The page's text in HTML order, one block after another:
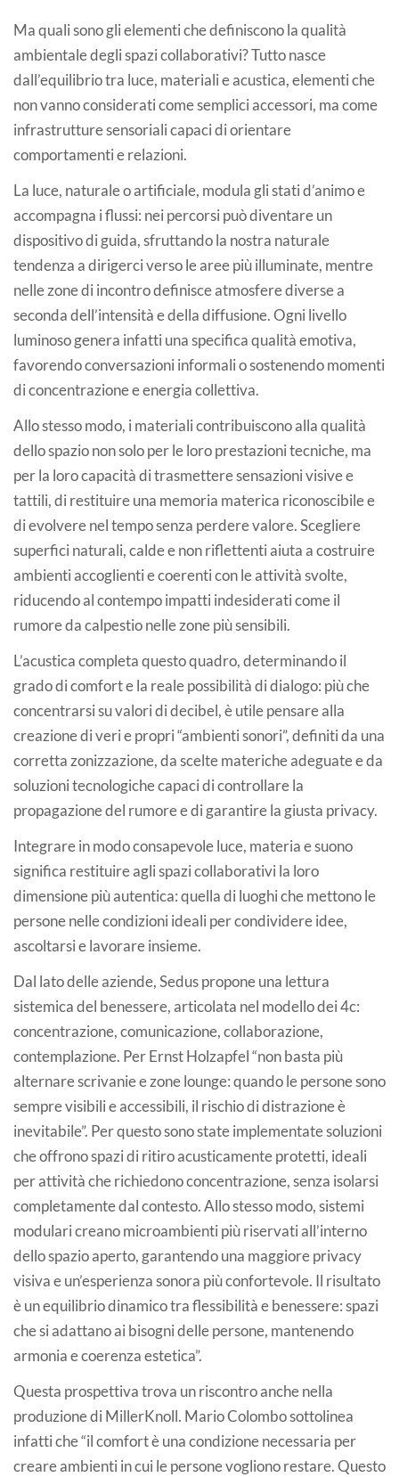
Ma quali sono gli elementi che definiscono la qualità
ambientale degli spazi collaborativi? Tutto nasce
dall’equilibrio tra luce, materiali e acustica, elementi che
non vanno considerati come semplici accessori, ma come
infrastrutture sensoriali capaci di orientare
comportamenti e relazioni.
La luce, naturale o artificiale, modula gli stati d’animo e
accompagna i flussi: nei percorsi può diventare un
dispositivo di guida, sfruttando la nostra naturale
tendenza a dirigerci verso le aree più illuminate, mentre
nelle zone di incontro definisce atmosfere diverse a
seconda dell’intensità e della diffusione. Ogni livello
luminoso genera infatti una specifica qualità emotiva,
favorendo conversazioni informali o sostenendo momenti
di concentrazione e energia collettiva.
Allo stesso modo, i materiali contribuiscono alla qualità
dello spazio non solo per le loro prestazioni tecniche, ma
per la loro capacità di trasmettere sensazioni visive e
tattili, di restituire una memoria materica riconoscibile e
di evolvere nel tempo senza perdere valore. Scegliere
superfici naturali, calde e non riflettenti aiuta a costruire
ambienti accoglienti e coerenti con le attività svolte,
riducendo al contempo impatti indesiderati come il
rumore da calpestio nelle zone più sensibili.
L’acustica completa questo quadro, determinando il
grado di comfort e la reale possibilità di dialogo: più che
concentrarsi su valori di decibel, è utile pensare alla
creazione di veri e propri “ambienti sonori”, definiti da una
corretta zonizzazione, da scelte materiche adeguate e da
soluzioni tecnologiche capaci di controllare la
propagazione del rumore e di garantire la giusta privacy.
Integrare in modo consapevole luce, materia e suono
significa restituire agli spazi collaborativi la loro
dimensione più autentica: quella di luoghi che mettono le
persone nelle condizioni ideali per condividere idee,
ascoltarsi e lavorare insieme.
Dal lato delle aziende, Sedus propone una lettura
sistemica del benessere, articolata nel modello dei 4c:
concentrazione, comunicazione, collaborazione,
contemplazione. Per Ernst Holzapfel “non basta più
alternare scrivanie e zone lounge: quando le persone sono
sempre visibili e accessibili, il rischio di distrazione è
inevitabile”. Per questo sono state implementate soluzioni
che offrono spazi di ritiro acusticamente protetti, ideali
per attività che richiedono concentrazione, senza isolarsi
completamente dal contesto. Allo stesso modo, sistemi
modulari creano microambienti più riservati all’interno
dello spazio aperto, garantendo una maggiore privacy
visiva e un’esperienza sonora più confortevole. Il risultato
è un equilibrio dinamico tra flessibilità e benessere: spazi
che si adattano ai bisogni delle persone, mantenendo
armonia e coerenza estetica”.
Questa prospettiva trova un riscontro anche nella
produzione di MillerKnoll. Mario Colombo sottolinea
infatti che “il comfort è una condizione necessaria per
creare ambienti in cui le persone vogliono restare. Questo